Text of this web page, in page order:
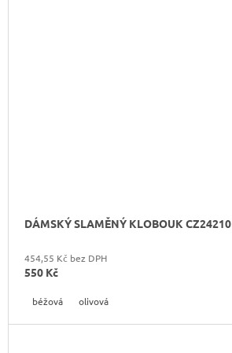
DÁMSKÝ SLAMĚNÝ KLOBOUK CZ24210
454,55 Kč bez DPH
550 Kč
béžová olivová